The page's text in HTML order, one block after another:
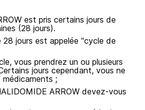
est pris certains jours de
(28 jours).
28 jours est appelée "cycle de
vous prendrez un ou plusieurs
jours cependant, vous ne
médicaments ;
ARROW devez-vous